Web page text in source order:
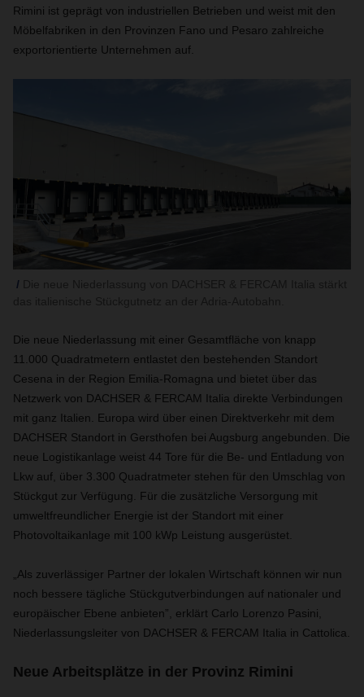
Rimini ist geprägt von industriellen Betrieben und weist mit den
Möbelfabriken in den Provinzen Fano und Pesaro zahlreiche
exportorientierte Unternehmen auf.
Die neue Niederlassung mit einer Gesamtfläche von knapp
11.000 Quadratmetern entlastet den bestehenden Standort
Cesena in der Region Emilia-Romagna und bietet über das
Netzwerk von DACHSER & FERCAM Italia direkte Verbindungen
mit ganz Italien. Europa wird über einen Direktverkehr mit dem
DACHSER Standort in Gersthofen bei Augsburg angebunden. Die
neue Logistikanlage weist 44 Tore für die Be- und Entladung von
Lkw auf, über 3.300 Quadratmeter stehen für den Umschlag von
Stückgut zur Verfügung. Für die zusätzliche Versorgung mit
umweltfreundlicher Energie ist der Standort mit einer
Photovoltaikanlage mit 100 kWp Leistung ausgerüstet.
„Als zuverlässiger Partner der lokalen Wirtschaft können wir nun
noch bessere tägliche Stückgutverbindungen auf nationaler und
europäischer Ebene anbieten”, erklärt Carlo Lorenzo Pasini,
Niederlassungsleiter von DACHSER & FERCAM Italia in Cattolica.
Neue Arbeitsplätze in der Provinz Rimini